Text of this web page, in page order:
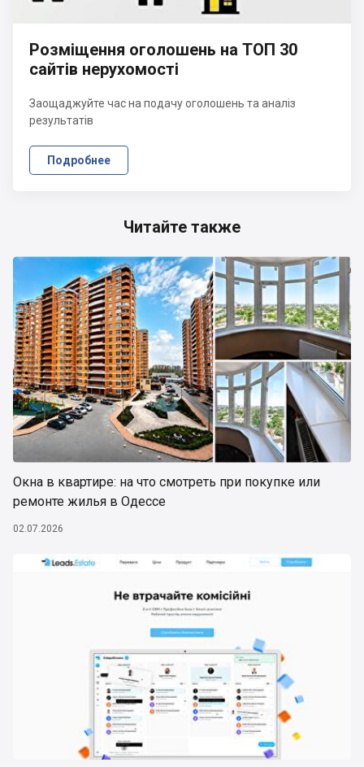
Читайте также
Окна в квартире: на что смотреть при покупке или
ремонте жилья в Одессе
02.07.2026
Розміщення оголошень на ТОП 30
сайтів нерухомості
Заощаджуйте час на подачу оголошень та аналіз
результатів
Подробнее